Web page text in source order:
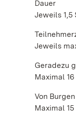
Dauer
Jeweils 1,5
Jeweils
Geradezu
Maximal
Von
Maximal